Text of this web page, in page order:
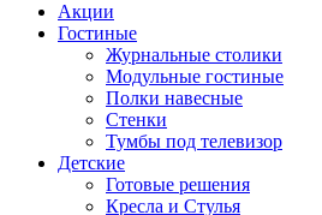
Акции
Гостиные
Журнальные столики
Модульные гостиные
Полки навесные
Стенки
Тумбы под телевизор
Детские
Готовые решения
Кресла и Стулья